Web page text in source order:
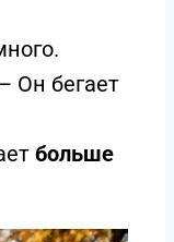
Он бегает
больше